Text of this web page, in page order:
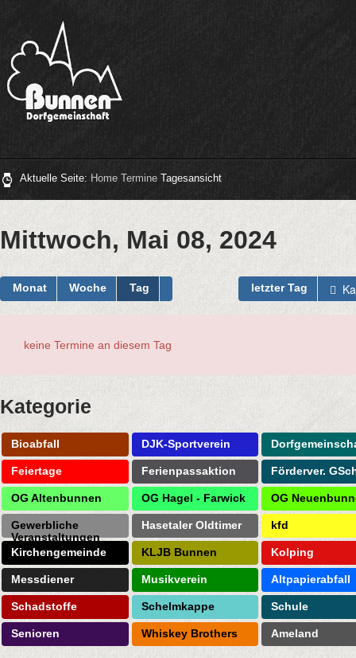
Aktuelle Seite: Home Termine Tagesansicht
Mittwoch, Mai 08, 2024
Monat Woche Tag letzter Tag
keine Termine an diesem Tag
Kategorie
Bioabfall DJK-Sportverein
Feiertage Ferienpassaktion Förderver.
OG Altenbunnen OG Hagel - Farwick OG
Gewerbliche
Veranstaltungen
Hasetaler Oldtimer kfd
Kirchengemeinde KLJB Bunnen Kolping
Messdiener Musikverein Altpapierabfall
Schadstoffe Schelmkappe Schule
Senioren Whiskey Brothers Ameland